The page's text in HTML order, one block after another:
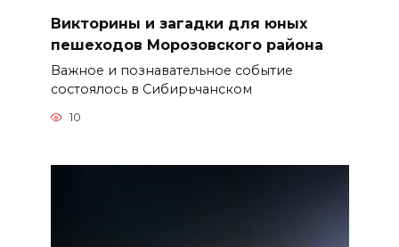
Викторины и загадки для юных
пешеходов Морозовского района
Важное и познавательное событие
состоялось в Сибирьчанском
10